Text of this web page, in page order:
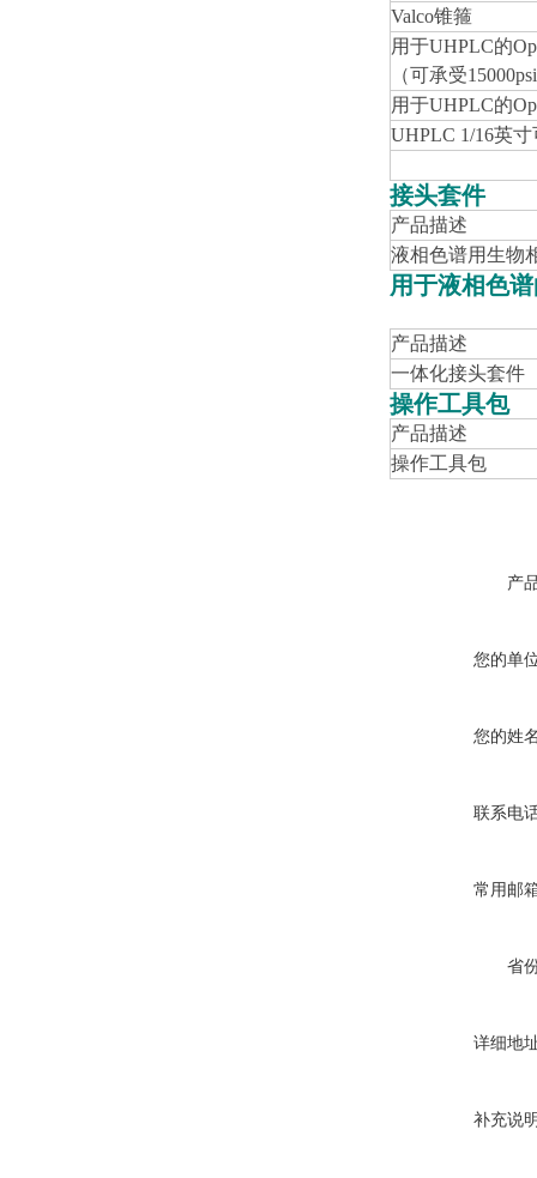
Valco锥箍
用于UHPLC的
（可承受
用于UHPLC的
UHPLC 1/16英寸
接头套件
产品描述
液相色谱用生物
用于液相色
产品描述
一体化接头套件
操作工具包
产品描述
操作工具包
产
您的单
您的姓
联系电
常用邮
省
详细地
补充说